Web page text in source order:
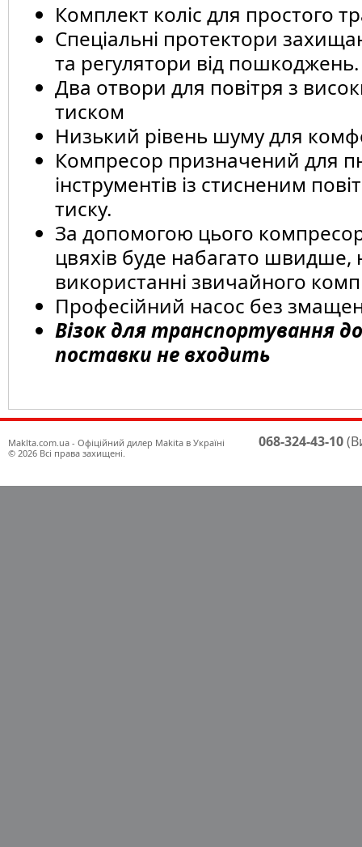
Комплект коліс для простого
Спеціальні протектори
та регулятори від пошкоджень.
Два отвори для повітря з
тиском
Низький рівень шуму для
Компресор призначений для
інструментів із стисненим
тиску.
За допомогою цього
цвяхів буде набагато швидше,
використанні звичайного
Професійний насос без
Візок для транспортування
поставки не входить
Maklta.com.ua - Офіційний дилер Makita в Україні
© 2026 Всі права захищені.
068-324-43-10